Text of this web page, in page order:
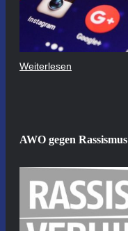
Weiterlesen
AWO gegen Rassismus